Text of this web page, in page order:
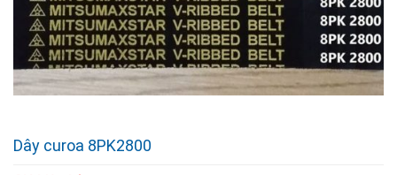
Dây curoa 8PK2800